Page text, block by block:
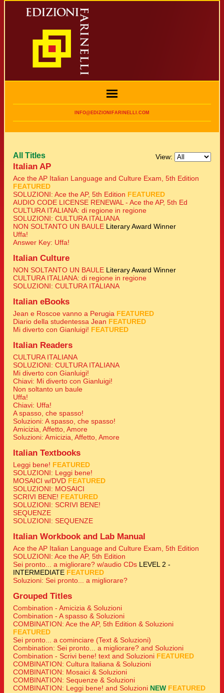
INFO@EDIZIONIFARINELLI.COM
View:
All Titles
Italian AP
Ace the AP Italian Language and Culture Exam, 5th Edition
FEATURED
SOLUZIONI: Ace the AP, 5th Edition FEATURED
AUDIO CODE LICENSE RENEWAL - Ace the AP, 5th Ed
CULTURA ITALIANA: di regione in regione
SOLUZIONI: CULTURA ITALIANA
NON SOLTANTO UN BAULE Literary Award Winner
Uffa!
Answer Key: Uffa!
Italian Culture
NON SOLTANTO UN BAULE Literary Award Winner
CULTURA ITALIANA: di regione in regione
SOLUZIONI: CULTURA ITALIANA
Italian eBooks
Jean e Roscoe vanno a Perugia FEATURED
Diario della studentessa Jean FEATURED
Mi diverto con Gianluigi! FEATURED
Italian Readers
CULTURA ITALIANA
SOLUZIONI: CULTURA ITALIANA
Mi diverto con Gianluigi!
Chiavi: Mi diverto con Gianluigi!
Non soltanto un baule
Uffa!
Chiavi: Uffa!
A spasso, che spasso!
Soluzioni: A spasso, che spasso!
Amicizia, Affetto, Amore
Soluzioni: Amicizia, Affetto, Amore
Italian Textbooks
Leggi bene! FEATURED
SOLUZIONI: Leggi bene!
MOSAICI w/DVD FEATURED
SOLUZIONI: MOSAICI
SCRIVI BENE! FEATURED
SOLUZIONI: SCRIVI BENE!
SEQUENZE
SOLUZIONI: SEQUENZE
Italian Workbook and Lab Manual
Ace the AP Italian Language and Culture Exam, 5th Edition
SOLUZIONI: Ace the AP, 5th Edition
Sei pronto... a migliorare? w/audio CDs LEVEL 2 -
INTERMEDIATE FEATURED
Soluzioni: Sei pronto... a migliorare?
Grouped Titles
Combination - Amicizia & Soluzioni
Combination - A spasso & Soluzioni
COMBINATION: Ace the AP, 5th Edition & Soluzioni
FEATURED
Sei pronto... a cominciare (Text & Soluzioni)
Combination: Sei pronto... a migliorare? and Soluzioni
Combination - Scrivi bene! text and Soluzioni FEATURED
COMBINATION: Cultura Italiana & Soluzioni
COMBINATION: Mosaici & Soluzioni
COMBINATION: Sequenze & Soluzioni
COMBINATION: Leggi bene! and Soluzioni NEW FEATURED